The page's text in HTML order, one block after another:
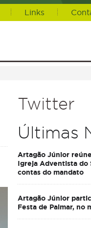
Links
Twitter
Últimas
Artagão Júnior
Igreja Adventista do
contas do mandato
Artagão Júnior
Festa de Palmar, no